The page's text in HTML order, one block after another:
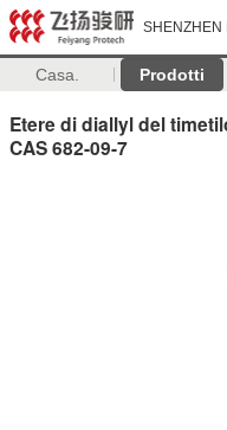
SHENZHEN
Casa. Prodotti
Etere di diallyl del
CAS 682-09-7